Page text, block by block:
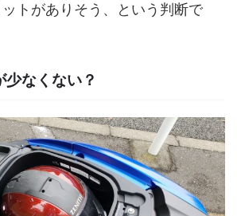
トがありそう、という判断で
なくない？